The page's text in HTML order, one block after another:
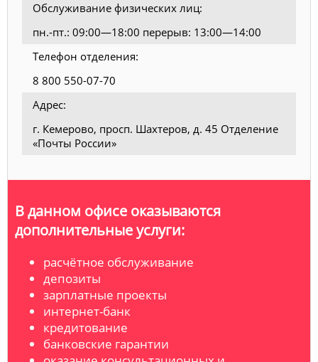
Обслуживание физических лиц:
пн.-пт.: 09:00—18:00 перерыв: 13:00—14:00
Телефон отделения:
8 800 550-07-70
Адрес:
г. Кемерово, просп. Шахтеров, д. 45 Отделение
«Почты России»
В данном офисе оказываются
дополнительные услуги:
расчётное обслуживание
депозиты
зарплатные проекты
интернет-банк
кредитование
банковские гарантии